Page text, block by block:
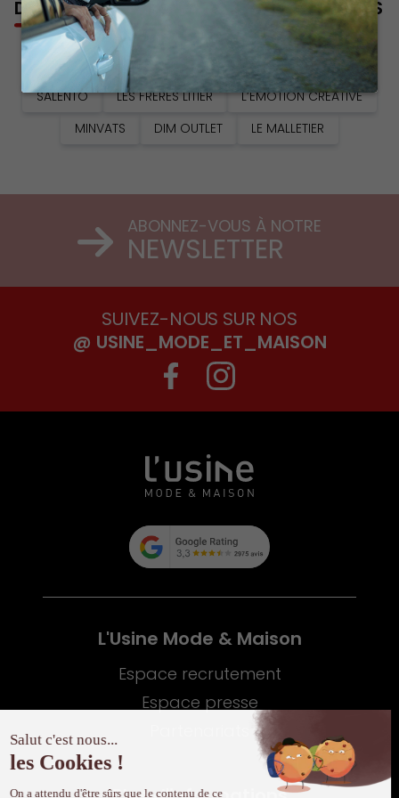
DÉCOUVREZ AUSSI NOS AUTRES BOUTIQUES
GALERIES LAFAYETTE L’OUTLET
HOME CENTER
SALENTO
LES FRÈRES LITIER
L’ÉMOTION CRÉATIVE
MINVATS
DIM OUTLET LE MALLETIER
ABONNEZ-VOUS À NOTRE
NEWSLETTER
SUIVEZ-NOUS SUR NOS
@ USINE_MODE_ET_MAISON
L'Usine Mode & Maison
Espace recrutement
Espace presse